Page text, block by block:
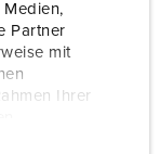
Partner
mit
Ihrer